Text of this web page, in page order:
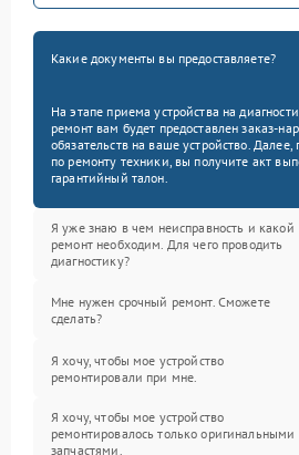
Какие документы вы предоставляете?
На этапе приема устройства на
ремонт вам будет предоставлен заказ-
обязательств на ваше устройство.
по ремонту техники, вы получите акт
гарантийный талон.
Я уже знаю в чем неисправность и какой
ремонт необходим. Для чего проводить
диагностику?
Мне нужен срочный ремонт. Сможете
сделать?
Я хочу, чтобы мое устройство
ремонтировали при мне.
Я хочу, чтобы мое устройство
ремонтировалось только оригинальными
запчастями.